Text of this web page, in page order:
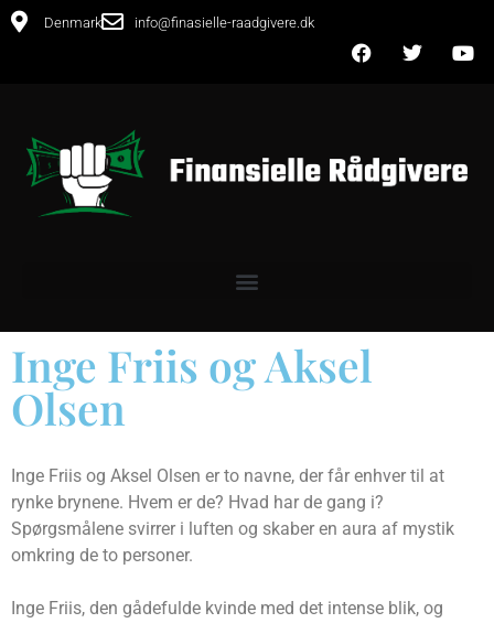
Denmark info@finasielle-raadgivere.dk
Inge Friis og Aksel
Olsen
Inge Friis og Aksel Olsen er to navne, der får enhver til at
rynke brynene. Hvem er de? Hvad har de gang i?
Spørgsmålene svirrer i luften og skaber en aura af mystik
omkring de to personer.
Inge Friis, den gådefulde kvinde med det intense blik, og